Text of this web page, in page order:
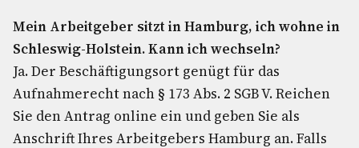
Mein Arbeitgeber sitzt in Hamburg, ich wohne in
Schleswig-Holstein. Kann ich wechseln?
Ja. Der Beschäftigungsort genügt für das
Aufnahmerecht nach § 173 Abs. 2 SGB V. Reichen
Sie den Antrag online ein und geben Sie als
Anschrift Ihres Arbeitgebers Hamburg an. Falls